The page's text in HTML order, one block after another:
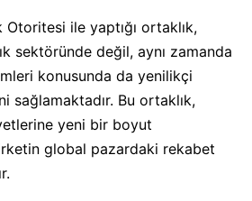
ile yaptığı ortaklık,
sektöründe değil, aynı zamanda
konusunda da yenilikçi
sağlamaktadır. Bu ortaklık,
yeni bir boyut
global pazardaki rekabet